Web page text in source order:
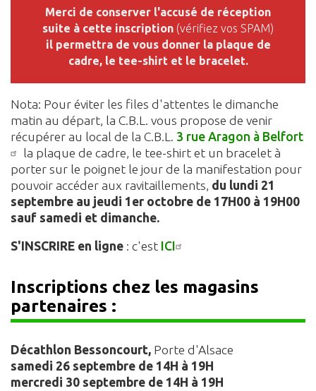
Merci de conserver l'accusé de réception
suite à cette inscription (vérifiez vos SPAM)
il permettra de vous donner la plaque de
cadre, le tee-shirt et le bracelet.
Nota: Pour éviter les files d'attentes le dimanche
matin au départ, la C.B.L. vous propose de venir
récupérer au local de la C.B.L.
3 rue Aragon à Belfort
la plaque de cadre, le tee-shirt et un bracelet à
porter sur le poignet le jour de la manifestation pour
pouvoir accéder aux ravitaillements, du lundi 21
septembre au jeudi 1er octobre de 17H00 à 19H00
sauf samedi et dimanche.
S'INSCRIRE en ligne : c'est ICI
Inscriptions chez les magasins
partenaires :
Décathlon Bessoncourt, Porte d'Alsace
samedi 26 septembre de 14H à 19H
mercredi 30 septembre de 14H à 19H